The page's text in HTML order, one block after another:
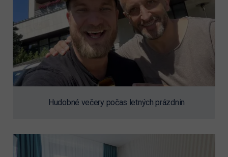
Hudobné večery počas letných prázdnin